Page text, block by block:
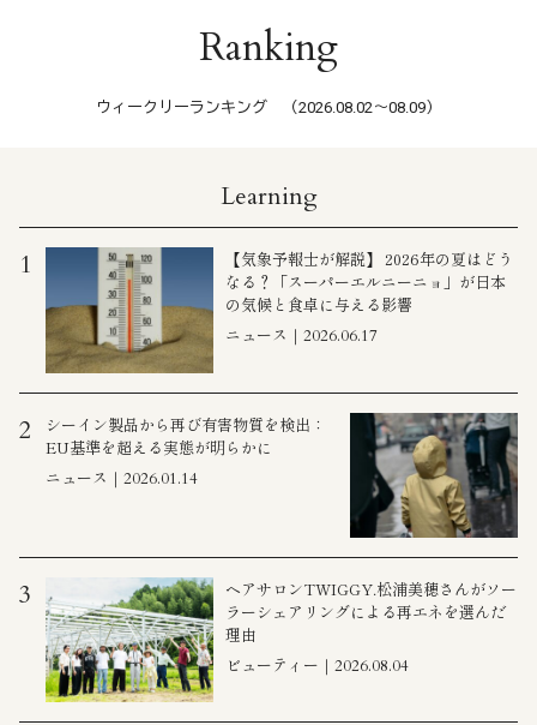
Ranking
ウィークリーランキング （2026.08.02〜08.09）
Learning
1
【気象予報士が解説】 2026年の夏はどう
なる？「スーパーエルニーニョ」が日本
の気候と食卓に与える影響
ニュース｜2026.06.17
2
シーイン製品から再び有害物質を検出：
EU基準を超える実態が明らかに
ニュース｜2026.01.14
3
ヘアサロンTWIGGY.松浦美穂さんがソー
ラーシェアリングによる再エネを選んだ
理由
ビューティー｜2026.08.04